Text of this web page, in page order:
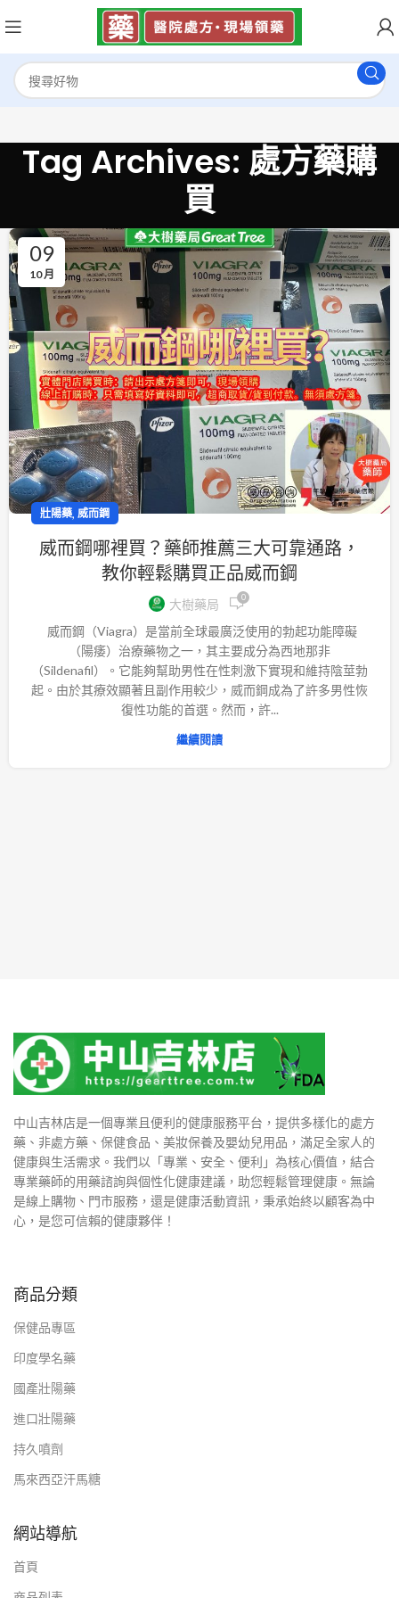
Tag Archives: 處方藥購
買
09
10 月
壯陽藥, 威而鋼
威而鋼哪裡買？藥師推薦三大可靠通路，
教你輕鬆購買正品威而鋼
大樹藥局 0
威而鋼（Viagra）是當前全球最廣泛使用的勃起功能障礙
（陽痿）治療藥物之一，其主要成分為西地那非
（Sildenafil）。它能夠幫助男性在性刺激下實現和維持陰莖勃
起。由於其療效顯著且副作用較少，威而鋼成為了許多男性恢
復性功能的首選。然而，許...
繼續閱讀
中山吉林店是一個專業且便利的健康服務平台，提供多樣化的處方
藥、非處方藥、保健食品、美妝保養及嬰幼兒用品，滿足全家人的
健康與生活需求。我們以「專業、安全、便利」為核心價值，結合
專業藥師的用藥諮詢與個性化健康建議，助您輕鬆管理健康。無論
是線上購物、門市服務，還是健康活動資訊，秉承始終以顧客為中
心，是您可信賴的健康夥伴！
商品分類
保健品專區
印度學名藥
國產壯陽藥
進口壯陽藥
持久噴劑
馬來西亞汗馬糖
網站導航
首頁